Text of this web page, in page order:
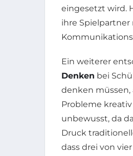
eingesetzt wird.
ihre Spielpartner
Ein weiterer
Denken bei
denken
Probleme
unbewusst, da
Druck
dass drei von